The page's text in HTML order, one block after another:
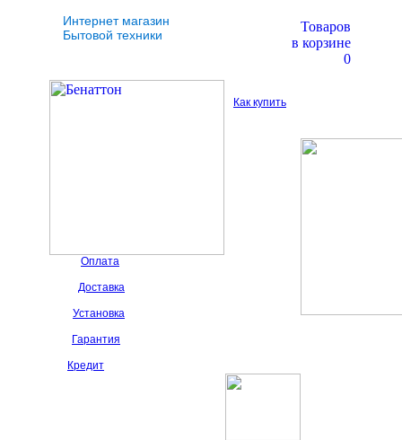
Интернет магазин
Бытовой техники
Товаров
в корзине
0
Как купить
Оплата
Доставка
Установка
Гарантия
Кредит